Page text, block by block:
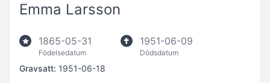
Emma Larsson
1865-05-31
Födelsedatum
1951-06-09
Dödsdatum
Gravsatt: 1951-06-18